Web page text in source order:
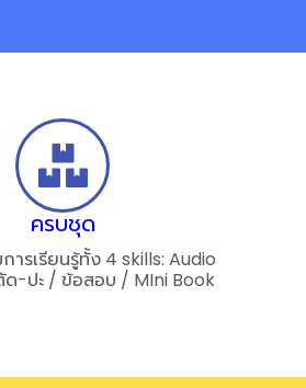
ครบชุด
ารเรียนรู้ทั้ง 4 skills: Audio
-ปะ / ข้อสอบ / MIni Book